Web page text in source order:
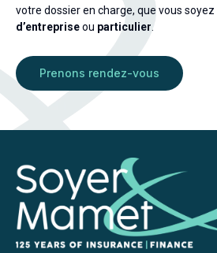
votre dossier en charge, que vous soyez
d’entrepriseou particulier.
Prenons rendez-vous